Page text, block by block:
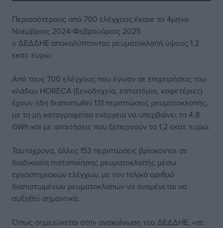
Περισσότερους από 700 ελέγχους έκανε το 4μηνο
Νοέμβριος 2024-Φεβρουάριος 2025
ο ΔΕΔΔΗΕ αποκαλύπτοντας ρευματοκλοπή ύψους 1,2
εκατ. ευρώ.
Από τους 700 ελέγχους που έγιναν σε επιχειρήσεις του
κλάδου HORECA (ξενοδοχεία, εστιατόρια, καφετέριες)
έχουν ήδη διαπιστωθεί 131 περιπτώσεις ρευματοκλοπής,
με τη μη καταγραφείσα ενέργεια να υπερβαίνει τα 4,8
GWh και με απαιτήσεις που ξεπερνούν τα 1,2 εκατ. ευρώ.
Ταυτόχρονα, άλλες 153 περιπτώσεις βρίσκονται σε
διαδικασία πιστοποίησης ρευματοκλοπής μέσω
εργαστηριακών ελέγχων, με τον τελικό αριθμό
διαπιστωμένων ρευματοκλοπών να αναμένεται να
αυξηθεί σημαντικά.
Όπως σημειώνεται στην ανακοίνωση του ΔΕΔΔΗΕ, «σε